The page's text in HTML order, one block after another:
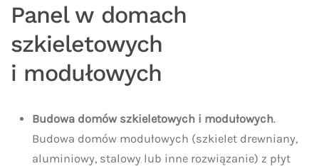
Panel w domach
szkieletowych
i modułowych
Budowa domów szkieletowych i modułowych.
Budowa domów modułowych (szkielet drewniany,
aluminiowy, stalowy lub inne rozwiązanie) z płyt